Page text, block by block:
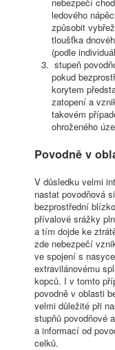
ledového
způsobit
tloušťka
(podle
stupeň
pokud
korytem
zatopení a
takovém
ohroženého
Povodně v
V důsledku velmi
nastat povodňová
bezprostřední
přívalové srážky
a tím dojde ke
zde nebezpečí
ve spojení s
extravilánovému
kopců. I v tomto
povodně v oblasti
velmi důležité při
stupňů povodňové
a informací od
celků.